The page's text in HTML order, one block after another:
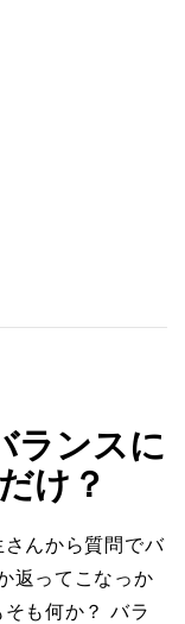
ランスに
け？
んから質問でバ
返ってこなっか
も何か？ バラ